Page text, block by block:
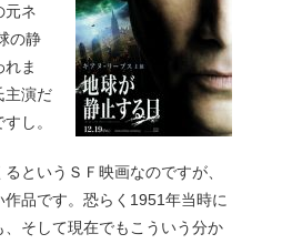
元ネ
の静
れま
主演だ
し。
というＳＦ映画なのですが、
品です。恐らく1951年当時に
、そして現在でもこういう分か